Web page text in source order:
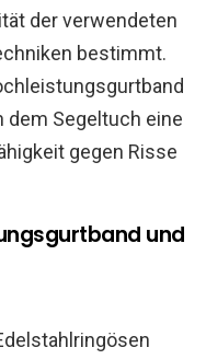
der verwendeten
bestimmt.
dem Segeltuch eine
gegen Risse
und